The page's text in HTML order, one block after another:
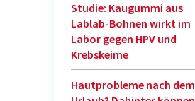
Studie: Kaugummi aus
Lablab-Bohnen wirkt im
Labor gegen HPV und
Krebskeime
Hautprobleme nach dem